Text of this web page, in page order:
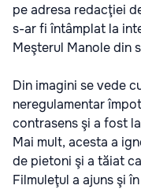
pe adresa redacţiei
s-ar fi întâmplat la
Meşterul Manole din
Din imagini se vede
neregulamentar
contrasens şi a fost
Mai mult, acesta a
de pietoni şi a tăiat
Filmuleţul a ajuns şi